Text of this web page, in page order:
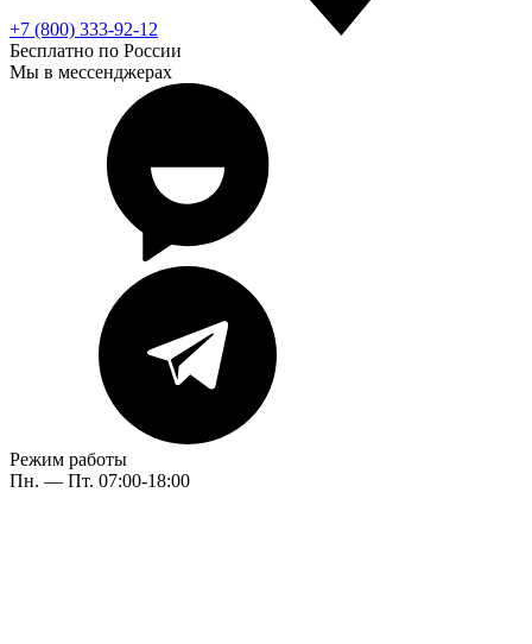
+7 (800) 333-92-12
Бесплатно по России
Мы в мессенджерах
Режим работы
Пн. — Пт. 07:00-18:00